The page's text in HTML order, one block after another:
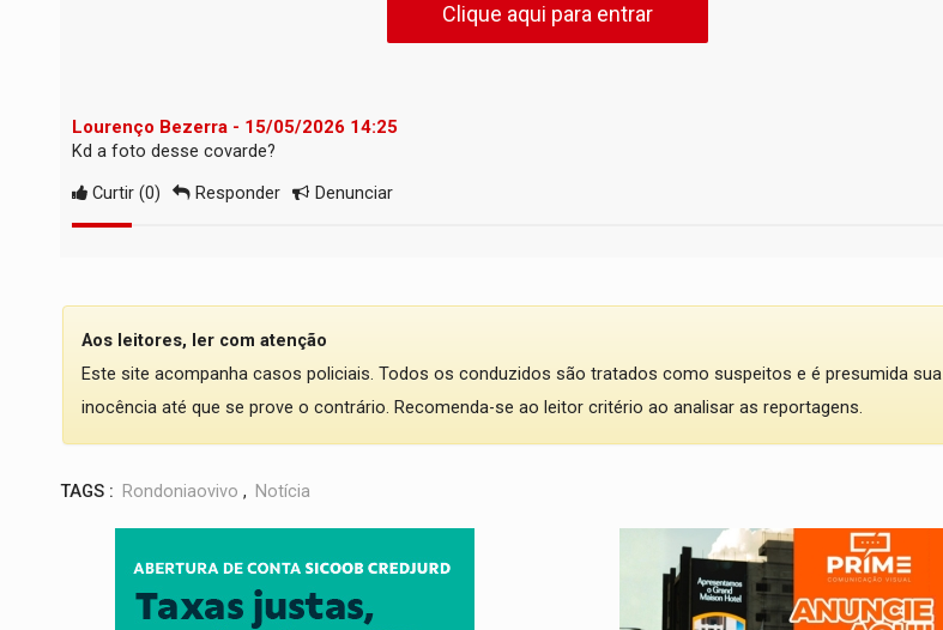
Clique aqui para entrar
Lourenço Bezerra - 15/05/2026 14:25
Kd a foto desse covarde?
Curtir (0) Responder Denunciar
Aos leitores, ler com atenção
Este site acompanha casos policiais. Todos os conduzidos são tratados como suspeitos e é presumida sua
inocência até que se prove o contrário. Recomenda-se ao leitor critério ao analisar as reportagens.
TAGS : Rondoniaovivo , Notícia